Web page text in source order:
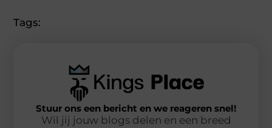
Tags:
Stuur ons een bericht en we reageren snel!
Wil jij jouw blogs delen en een breed